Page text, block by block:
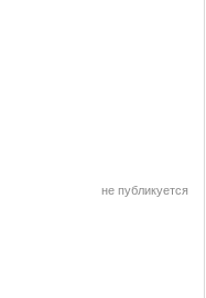
не публикуется